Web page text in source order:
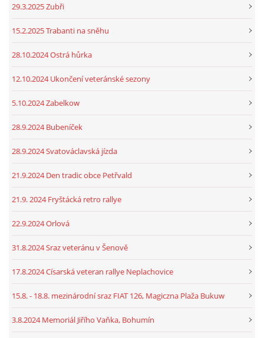
29.3.2025 Zubři
15.2.2025 Trabanti na sněhu
28.10.2024 Ostrá hůrka
12.10.2024 Ukončení veteránské sezony
5.10.2024 Zabelkow
28.9.2024 Bubeníček
28.9.2024 Svatováclavská jízda
21.9.2024 Den tradic obce Petřvald
21.9. 2024 Fryštácká retro rallye
22.9.2024 Orlová
31.8.2024 Sraz veteránu v Šenově
17.8.2024 Císarská veteran rallye Neplachovice
15.8. - 18.8. mezinárodní sraz FIAT 126, Magiczna Plaža Bukuw
3.8.2024 Memoriál Jiřího Vaňka, Bohumín